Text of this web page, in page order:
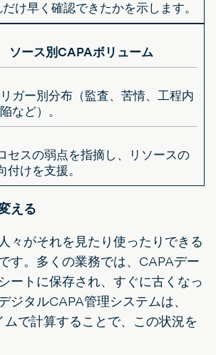
け早く確認できたかを示します。
ソース別CAPAボリューム
リガー別分布（監査、苦情、工程内
など）。
セスの弱点を指摘し、リソースの
付けを支援。
える
々がそれを見たり使ったりできる
す。多くの業務では、CAPAデー
ートに保存され、すぐに古くなっ
ジタルCAPA管理システムは、
ムで計算することで、この状況を